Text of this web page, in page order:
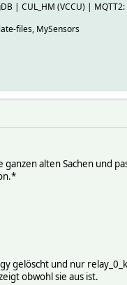
| CUL_HM (VCCU) |
files, MySensors
alten Sachen und
gelöscht und nur
obwohl sie aus ist.